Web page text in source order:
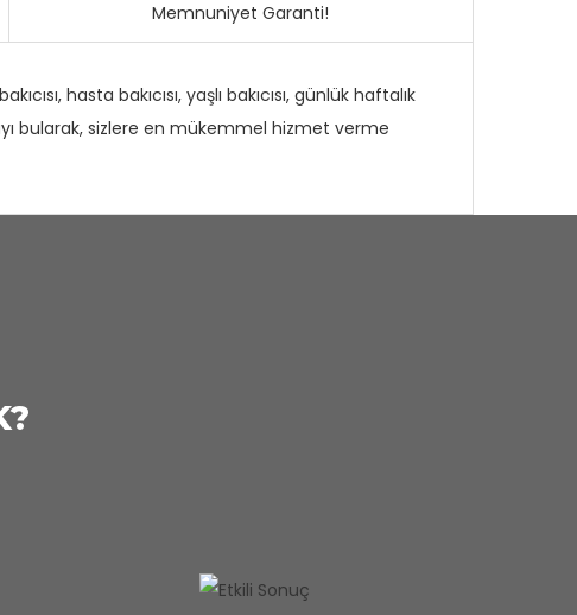
Memnuniyet Garanti!
hasta bakıcısı, yaşlı bakıcısı, günlük haftalık
bularak, sizlere en mükemmel hizmet verme